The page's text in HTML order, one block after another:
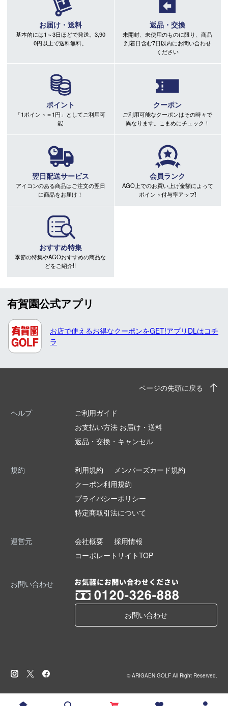
お届け・送料
基本的には1～3日ほどで発送。3,90
0円以上で送料無料。
返品・交換
未開封、未使用のものに限り、商品
到着日含む7日以内にお問い合わせ
ください
ポイント
「1ポイント＝1円」としてご利用可
能
クーポン
ご利用可能なクーポンはその時々で
異なります。こまめにチェック！
翌日配送サービス
アイコンのある商品はご注文の翌日
に商品をお届け！
会員ランク
AGO上でのお買い上げ金額によって
ポイント付与率アップ!
おすすめ特集
季節の特集やAGOおすすめの商品な
どをご紹介!!
有賀園公式アプリ
お店で使えるお得なクーポンをGET!アプリDLはコチ
ラ
ページの先頭に戻る
ヘルプ
ご利用ガイド
お支払い方法 お届け・送料
返品・交換・キャンセル
規約 利用規約
メンバーズカード規約
クーポン利用規約
プライバシーポリシー
特定商取引法について
運営元 会社概要
採用情報
コーポレートサイトTOP
お問い合わせ
お問い合わせ
© ARIGAEN GOLF All Right Reserved.